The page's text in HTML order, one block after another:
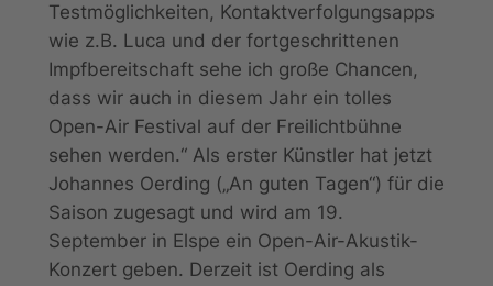
Testmöglichkeiten, Kontaktverfolgungsapps
wie z.B. Luca und der fortgeschrittenen
Impfbereitschaft sehe ich große Chancen,
dass wir auch in diesem Jahr ein tolles
Open-Air Festival auf der Freilichtbühne
sehen werden.“ Als erster Künstler hat jetzt
Johannes Oerding („An guten Tagen“) für die
Saison zugesagt und wird am 19.
September in Elspe ein Open-Air-Akustik-
Konzert geben. Derzeit ist Oerding als